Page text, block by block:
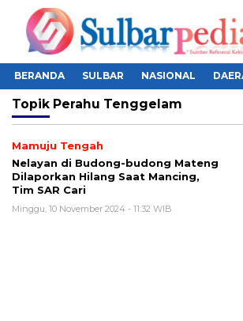
BERANDA SULBAR NASIONAL
Topik Perahu Tenggelam
Mamuju Tengah
Nelayan di Budong-budong Mateng
Dilaporkan Hilang Saat Mancing,
Tim SAR Cari
Minggu, 10 November 2024 - 11:32 WIB